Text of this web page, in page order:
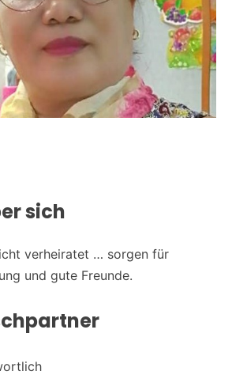
Weitere
sich
verheiratet … sorgen für
und gute Freunde.